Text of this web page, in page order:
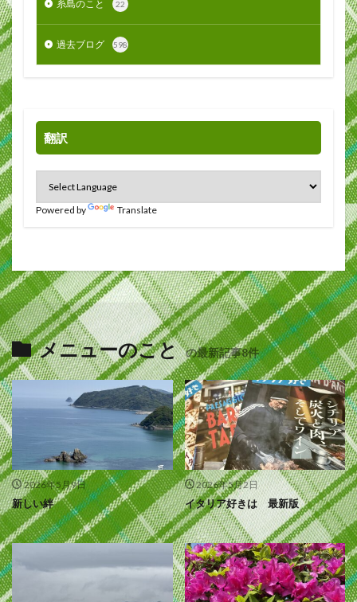
糸島のこと 22
過去ブログ 598
翻訳
Powered by Translate
メニューのこと の最新記事8件
2026年5月9日
新しい絆
2026年5月2日
イタリア好きは 最新版